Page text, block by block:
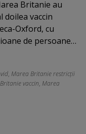
Britanie au
doilea vaccin
Oxford, cu
de persoane…
, Marea Britanie restricții
vaccin, Marea